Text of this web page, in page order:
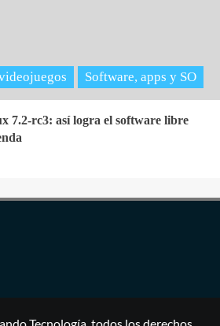
Software, apps y SO
7.2-rc3: así logra el software libre